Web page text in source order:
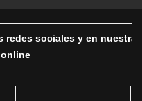
redes sociales y en nuestra
online